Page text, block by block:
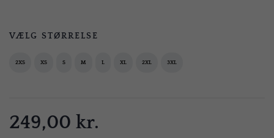
VÆLG STØRRELSE
2XS XS S M L XL 2XL 3XL
249,00 kr.